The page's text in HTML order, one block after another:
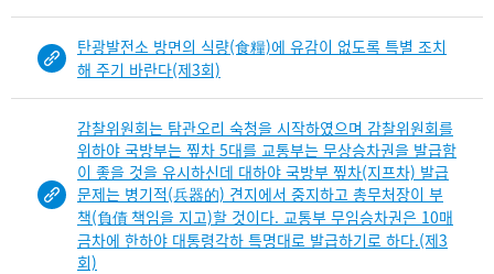
탄광발전소 방면의 식량(食糧)에 유감이 없도록 특별 조치
해 주기 바란다(제3회)
감찰위원회는 탐관오리 숙청을 시작하였으며 감찰위원회를
위하야 국방부는 찦차 5대를 교통부는 무상승차권을 발급함
이 좋을 것을 유시하신데 대하야 국방부 찦차(지프차) 발급
문제는 병기적(兵器的) 견지에서 중지하고 총무처장이 부
책(負債 책임을 지고)할 것이다. 교통부 무임승차권은 10매
금차에 한하야 대통령각하 특명대로 발급하기로 하다.(제3
회)